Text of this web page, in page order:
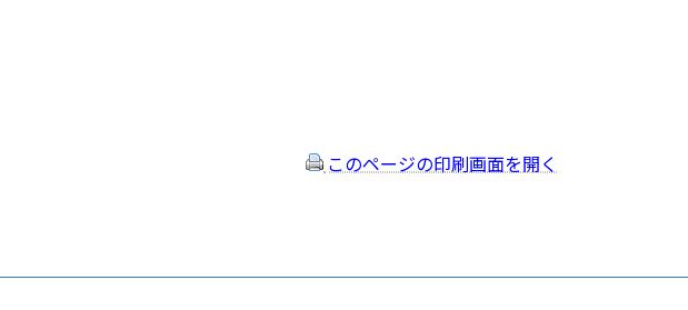
このページの印刷画面を開く